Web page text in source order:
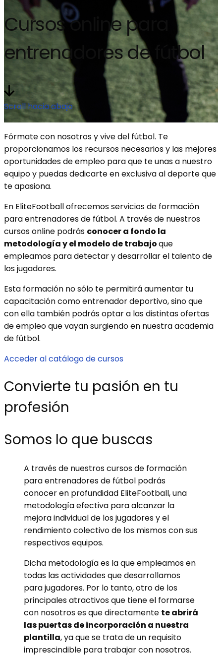
Cursos online para
entrenadores de fútbol
Scroll hacia abajo
Fórmate con nosotros y vive del fútbol. Te
proporcionamos los recursos necesarios y las mejores
oportunidades de empleo para que te unas a nuestro
equipo y puedas dedicarte en exclusiva al deporte que
te apasiona.
En EliteFootball ofrecemos servicios de formación
para entrenadores de fútbol. A través de nuestros
cursos online podrás conocer a fondo la
metodología y el modelo de trabajoque
empleamos para detectar y desarrollar el talento de
los jugadores.
Esta formación no sólo te permitirá aumentar tu
capacitación como entrenador deportivo, sino que
con ella también podrás optar a las distintas ofertas
de empleo que vayan surgiendo en nuestra academia
de fútbol.
Acceder al catálogo de cursos
Convierte tu pasión en tu
profesión
Somos lo que buscas
A través de nuestros cursos de formación
para entrenadores de fútbol podrás
conocer en profundidad EliteFootball, una
metodología efectiva para alcanzar la
mejora individual de los jugadores y el
rendimiento colectivo de los mismos con sus
respectivos equipos.
Dicha metodología es la que empleamos en
todas las actividades que desarrollamos
para jugadores. Por lo tanto, otro de los
principales atractivos que tiene el formarse
con nosotros es que directamente te abrirá
las puertas de incorporación a nuestra
plantilla, ya que se trata de un requisito
imprescindible para trabajar con nosotros.